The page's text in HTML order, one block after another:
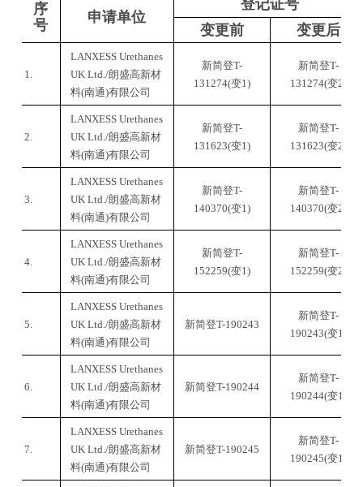
序
号
申请单位
登记证号
变更前 变更后
1.
LANXESS Urethanes
UK Ltd./朗盛高新材
料(南通)有限公司
新简登T-
131274(变1)
新简登T-
131274(变2)
2.
LANXESS Urethanes
UK Ltd./朗盛高新材
料(南通)有限公司
新简登T-
131623(变1)
新简登T-
131623(变2)
3.
LANXESS Urethanes
UK Ltd./朗盛高新材
料(南通)有限公司
新简登T-
140370(变1)
新简登T-
140370(变2)
4.
LANXESS Urethanes
UK Ltd./朗盛高新材
料(南通)有限公司
新简登T-
152259(变1)
新简登T-
152259(变2)
5.
LANXESS Urethanes
UK Ltd./朗盛高新材
料(南通)有限公司
新简登T-190243
新简登T-
190243(变1)
6.
LANXESS Urethanes
UK Ltd./朗盛高新材
料(南通)有限公司
新简登T-190244
新简登T-
190244(变1)
7.
LANXESS Urethanes
UK Ltd./朗盛高新材
料(南通)有限公司
新简登T-190245
新简登T-
190245(变1)